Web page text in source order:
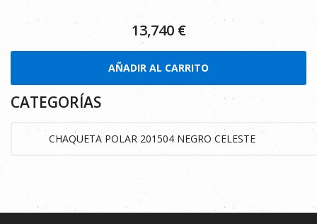
13,740 €
AÑADIR AL CARRITO
CATEGORÍAS